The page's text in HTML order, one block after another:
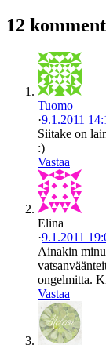
12
Tuomo
·9.1.2011
Siitake on
:)
Vastaa
Elina
·9.1.2011
Ainakin
ongelmitta.
Vastaa